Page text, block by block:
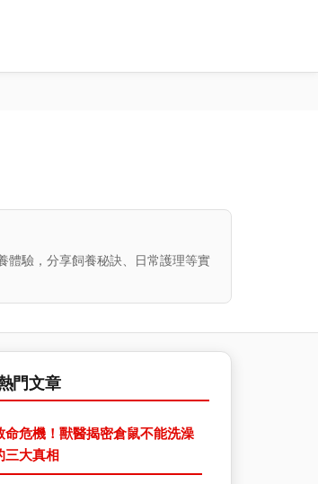
體驗，分享飼養秘訣、日常護理等實
門文章
命危機！獸醫揭密倉鼠不能洗澡
三大真相